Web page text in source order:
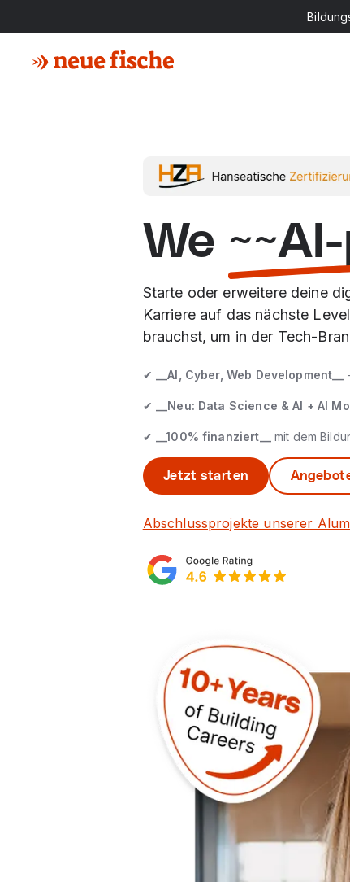
We
Starte oder erweitere deine
Karriere auf das nächste
brauchst, um in der Tech-
✔ __AI, Cyber, Web Development__
✔ __Neu: Data Science & AI + AI
✔ __100% finanziert__ mit dem
Jetzt starten
Abschlussprojekte unserer